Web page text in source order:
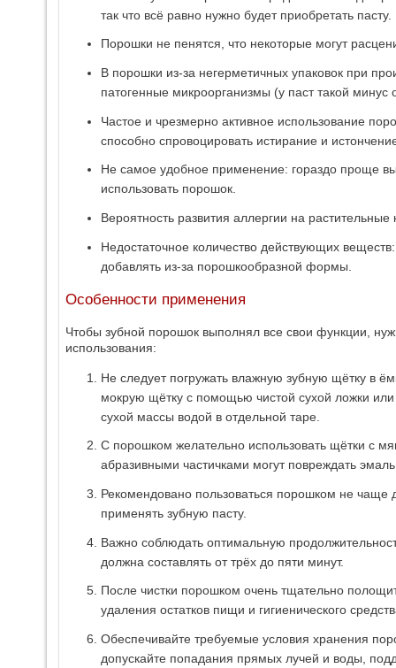
так что всё равно нужно будет приобретать пасту.
Порошки не пенятся, что некоторые могут
В порошки из-за негерметичных упаковок при
патогенные микроорганизмы (у паст такой минус
Частое и чрезмерно активное использование
способно спровоцировать истирание и
Не самое удобное применение: гораздо проще
использовать порошок.
Вероятность развития аллергии на
Недостаточное количество действующих
добавлять из-за порошкообразной формы.
Особенности применения
Чтобы зубной порошок выполнял все свои функции,
использования:
Не следует погружать влажную зубную щётку в
мокрую щётку с помощью чистой сухой ложки
сухой массы водой в отдельной таре.
С порошком желательно использовать щётки с
абразивными частичками могут повреждать
Рекомендовано пользоваться порошком не чаще
применять зубную пасту.
Важно соблюдать оптимальную
должна составлять от трёх до пяти минут.
После чистки порошком очень тщательно
удаления остатков пищи и гигиенического
Обеспечивайте требуемые условия хранения
допускайте попадания прямых лучей и воды,